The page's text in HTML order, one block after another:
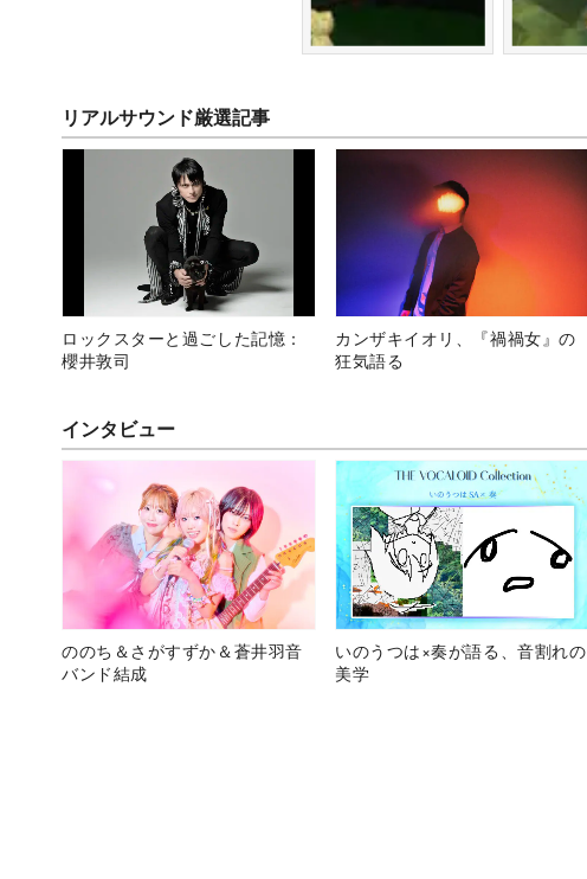
リアルサウンド厳選記事
ロックスターと過ごした記憶：
櫻井敦司
カンザキイオリ、『禍禍女』の
狂気語る
インタビュー
ののち＆さがすずか＆蒼井羽音
バンド結成
いのうつは×奏が語る、音割れの
美学